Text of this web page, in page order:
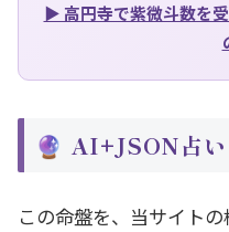
▶ 高円寺で紫微斗数を
🔮 AI+JSON占い
この命盤を、当サイト